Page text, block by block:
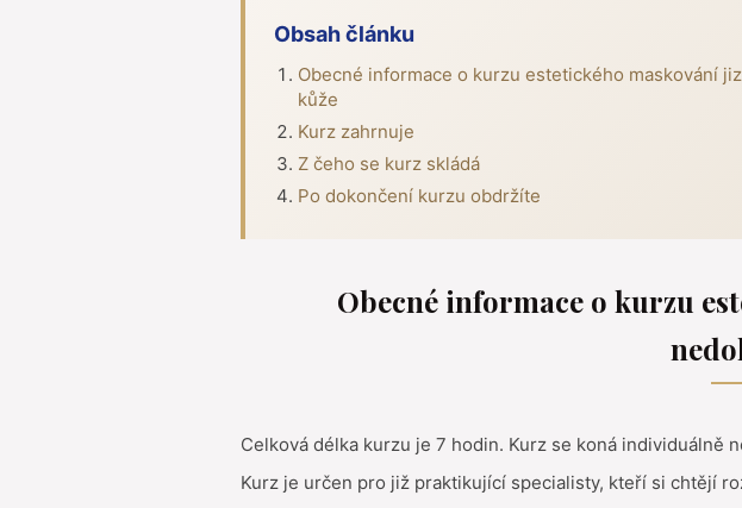
Obsah článku
Obecné informace o kurzu estetického maskování
kůže
Kurz zahrnuje
Z čeho se kurz skládá
Po dokončení kurzu obdržíte
Obecné informace o kurzu
Celková délka kurzu je 7 hodin. Kurz se koná individuálně
Kurz je určen pro již praktikující specialisty, kteří si chtějí